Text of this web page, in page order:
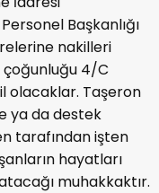
Başkanlığı
nakilleri
çoğunluğu 4/C
olacaklar. Taşeron
ya da destek
tarafından işten
hayatları
muhakkaktır.